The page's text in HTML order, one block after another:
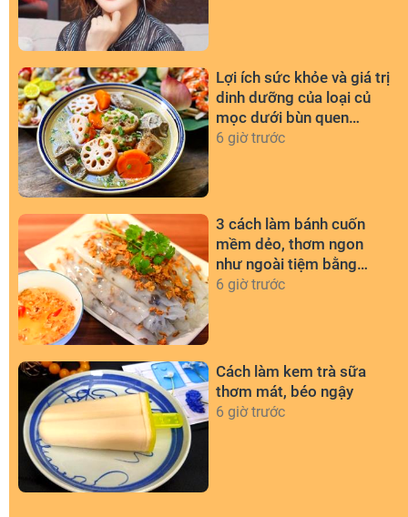
Lợi ích sức khỏe và giá trị
dinh dưỡng của loại củ
mọc dưới bùn quen
thuộc
6 giờ trước
3 cách làm bánh cuốn
mềm dẻo, thơm ngon
như ngoài tiệm bằng
chảo chống dính
6 giờ trước
Cách làm kem trà sữa
thơm mát, béo ngậy
6 giờ trước